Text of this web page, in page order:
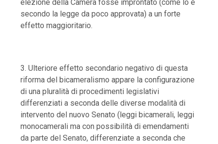
elezione della Camera fosse improntato (come lo è
secondo la legge da poco approvata) a un forte
effetto maggioritario.
3. Ulteriore effetto secondario negativo di questa
riforma del bicameralismo appare la configurazione
di una pluralità di procedimenti legislativi
differenziati a seconda delle diverse modalità di
intervento del nuovo Senato(leggi bicamerali, leggi
monocamerali ma con possibilità di emendamenti
da parte del Senato, differenziate a seconda che